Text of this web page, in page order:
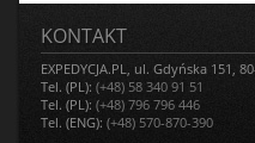
KONTAKT
EXPEDYCJA.PL, ul. Gdyńska 151,
Tel. (PL): (+48) 58 340 91 51
Tel. (PL): (+48) 796 796 446
Tel. (ENG): (+48) 570-870-390